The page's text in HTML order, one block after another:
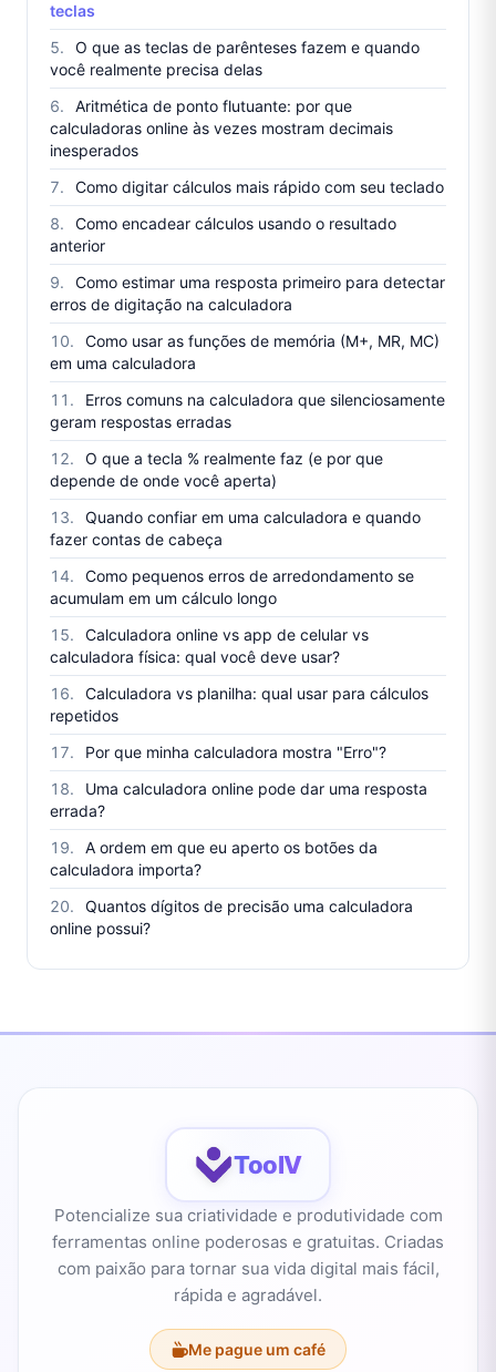
teclas
O que as teclas de parênteses fazem e quando
você realmente precisa delas
Aritmética de ponto flutuante: por que
calculadoras online às vezes mostram decimais
inesperados
Como digitar cálculos mais rápido com seu teclado
Como encadear cálculos usando o resultado
anterior
Como estimar uma resposta primeiro para detectar
erros de digitação na calculadora
Como usar as funções de memória (M+, MR, MC)
em uma calculadora
Erros comuns na calculadora que silenciosamente
geram respostas erradas
O que a tecla % realmente faz (e por que
depende de onde você aperta)
Quando confiar em uma calculadora e quando
fazer contas de cabeça
Como pequenos erros de arredondamento se
acumulam em um cálculo longo
Calculadora online vs app de celular vs
calculadora física: qual você deve usar?
Calculadora vs planilha: qual usar para cálculos
repetidos
Por que minha calculadora mostra "Erro"?
Uma calculadora online pode dar uma resposta
errada?
A ordem em que eu aperto os botões da
calculadora importa?
Quantos dígitos de precisão uma calculadora
online possui?
ToolV
Potencialize sua criatividade e produtividade com
ferramentas online poderosas e gratuitas. Criadas
com paixão para tornar sua vida digital mais fácil,
rápida e agradável.
Me pague um café